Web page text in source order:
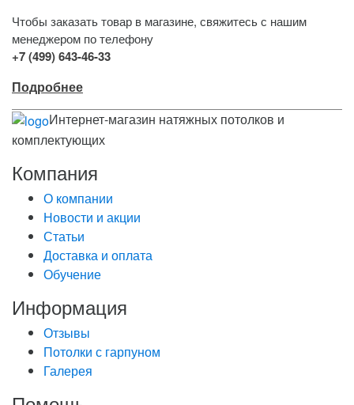
Чтобы заказать товар в магазине, свяжитесь с нашим
менеджером по телефону
+7 (499) 643-46-33
Подробнее
Интернет-магазин натяжных потолков и
комплектующих
Компания
О компании
Новости и акции
Статьи
Доставка и оплата
Обучение
Информация
Отзывы
Потолки с гарпуном
Галерея